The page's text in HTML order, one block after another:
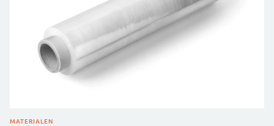
MATERIALEN